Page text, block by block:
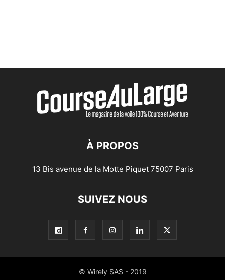
À PROPOS
13 Bis avenue de la Motte Piquet 75007 Paris
SUIVEZ NOUS
© Wirely SAS - 2019